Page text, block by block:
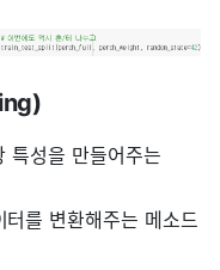
특성을 만들어주는
터를 변환해주는 메소드